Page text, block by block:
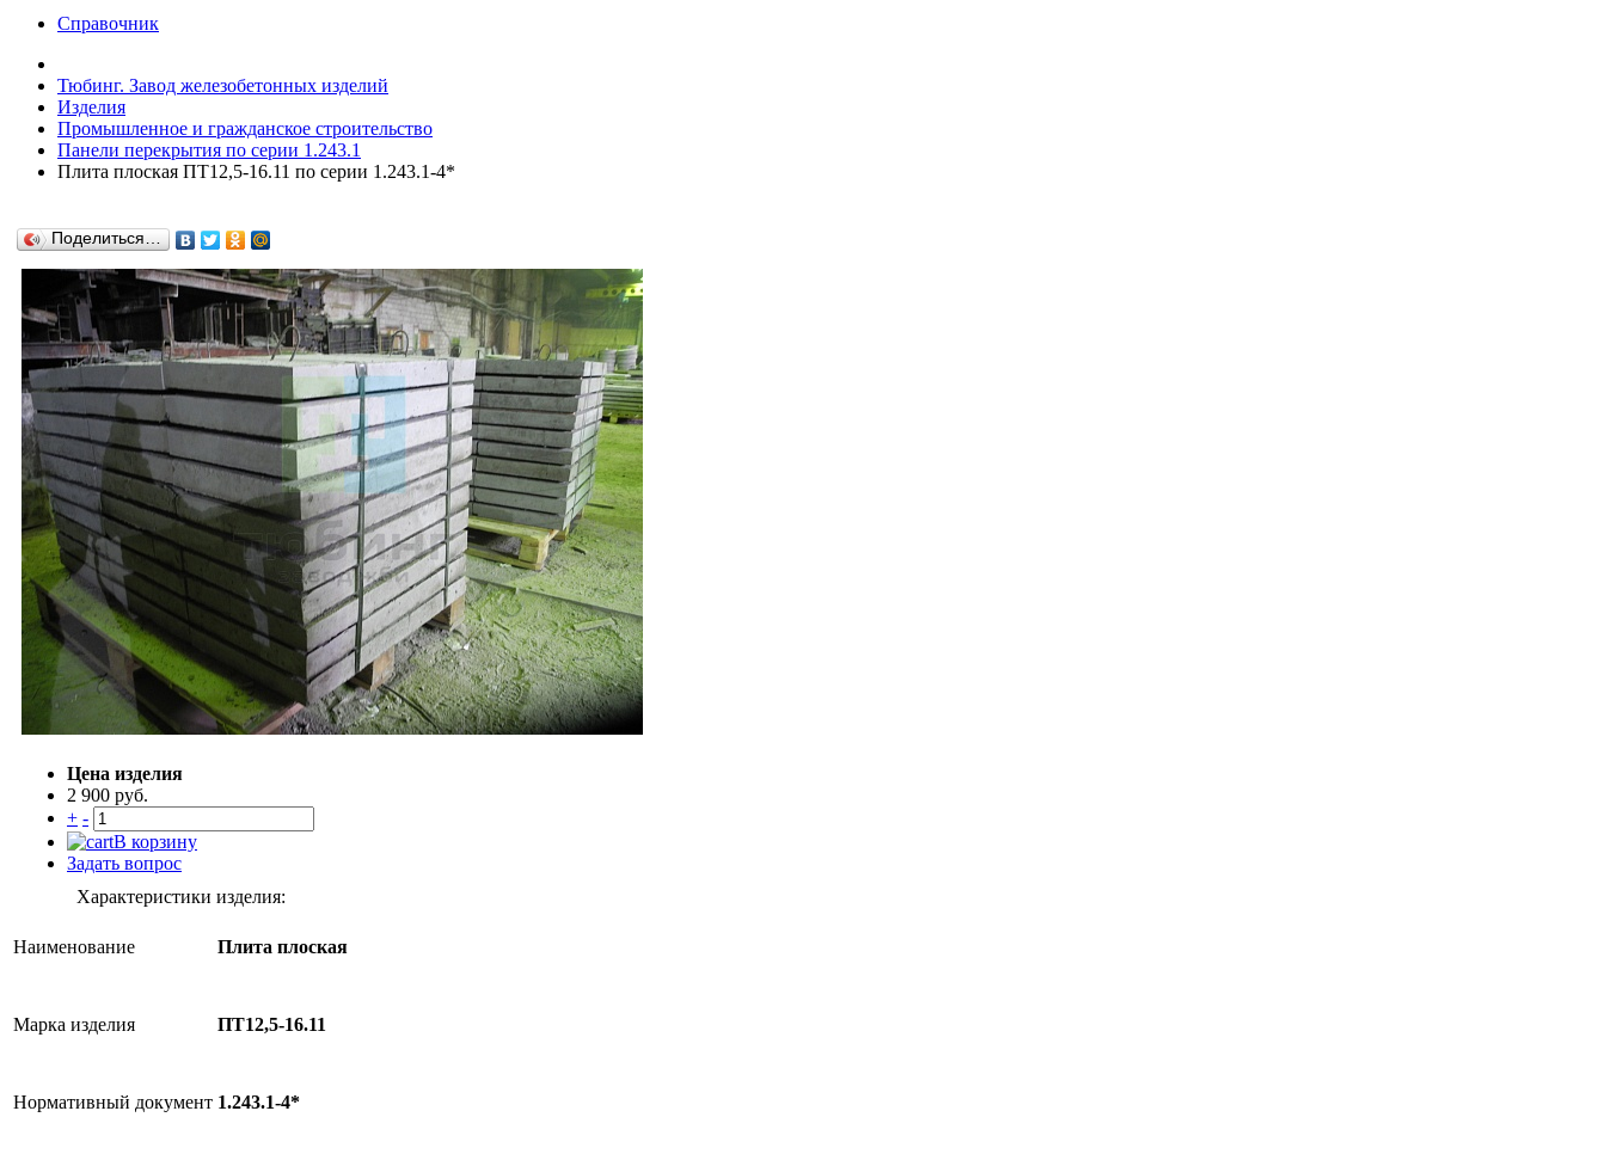
Справочник
Тюбинг. Завод железобетонных изделий
Изделия
Промышленное и гражданское строительство
Панели перекрытия по серии 1.243.1
Плита плоская ПТ12,5-16.11 по серии 1.243.1-4*
Поделиться…
Цена изделия
2 900 руб.
+ -
В корзину
Задать вопрос
Характеристики изделия:
Наименование Плита плоская
Марка изделия ПТ12,5-16.11
Нормативный документ 1.243.1-4*